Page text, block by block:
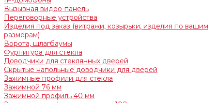
Вызывная видео-панель
Переговорные устройства
Изделия под заказ (витражи, козырьки, изделия по вашим
размерам)
Ворота, шлагбаумы
Фурнитура для стекла
Доводчики для стеклянных дверей
Скрытые напольные доводчики для дверей
Зажимные профили для стекла
Зажимной 76 мм
Зажимной профиль 40 мм